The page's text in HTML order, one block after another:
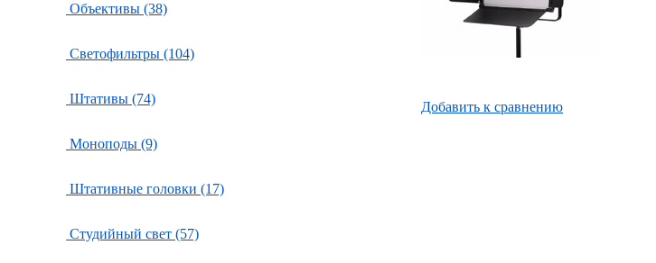
Объективы (38)
Светофильтры (104)
Штативы (74)
Моноподы (9)
Штативные головки (17)
Студийный свет (57)
Добавить к cравнению